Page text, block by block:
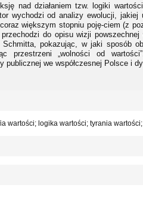
nad działaniem tzw. logiki
wychodzi od analizy ewolucji, jakiej
większym stopniu poję-ciem (z
do opisu wizji
Schmitta, pokazując, w jaki sposób
przestrzeni „wolności od
publicznej we współczesnej Polsce i
wartości; logika wartości; tyrania